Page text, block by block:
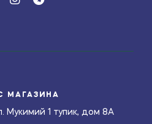
МАГАЗИНА
Мукимий 1 тупик, дом 8А